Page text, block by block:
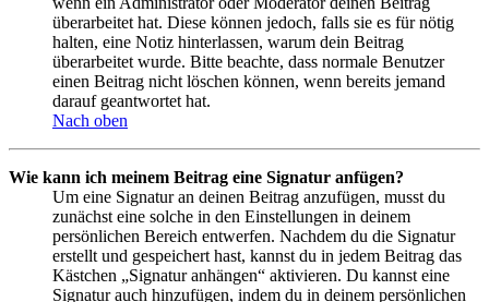
überarbeitet hat. Diese können jedoch, falls sie es für nötig
halten, eine Notiz hinterlassen, warum dein Beitrag
überarbeitet wurde. Bitte beachte, dass normale Benutzer
einen Beitrag nicht löschen können, wenn bereits jemand
darauf geantwortet hat.
Nach oben
Wie kann ich meinem Beitrag eine Signatur anfügen?
Um eine Signatur an deinen Beitrag anzufügen, musst du
zunächst eine solche in den Einstellungen in deinem
persönlichen Bereich entwerfen. Nachdem du die Signatur
erstellt und gespeichert hast, kannst du in jedem Beitrag das
Kästchen „Signatur anhängen“ aktivieren. Du kannst eine
Signatur auch hinzufügen, indem du in deinem persönlichen